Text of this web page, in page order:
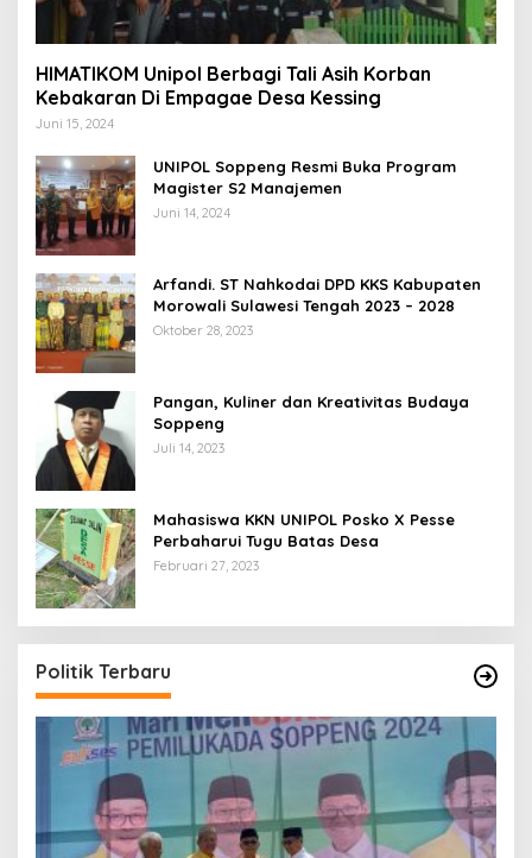
HIMATIKOM Unipol Berbagi Tali Asih Korban
Kebakaran Di Empagae Desa Kessing
Juni 15, 2024
UNIPOL Soppeng Resmi Buka Program
Magister S2 Manajemen
Juni 14, 2024
Arfandi. ST Nahkodai DPD KKS Kabupaten
Morowali Sulawesi Tengah 2023 – 2028
Oktober 28, 2023
Pangan, Kuliner dan Kreativitas Budaya
Soppeng
Juli 14, 2023
Mahasiswa KKN UNIPOL Posko X Pesse
Perbaharui Tugu Batas Desa
Februari 27, 2023
Politik Terbaru